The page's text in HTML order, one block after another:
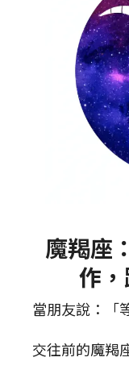
魔羯座
作，
當朋友說：「
交往前的魔羯